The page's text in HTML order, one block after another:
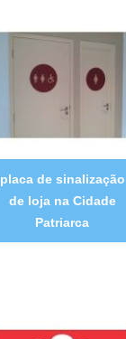
placa de sinalização
de loja na Cidade
Patriarca